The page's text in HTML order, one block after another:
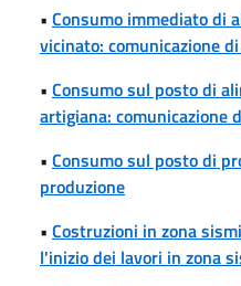
• Consumo immediato di
vicinato: comunicazione
• Consumo sul posto di
artigiana: comunicazione
• Consumo sul posto di
produzione
• Costruzioni in zona
l'inizio dei lavori in zona